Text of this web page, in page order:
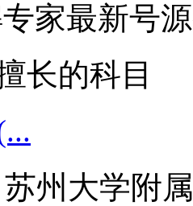
家最新号
长的科目
州大学附